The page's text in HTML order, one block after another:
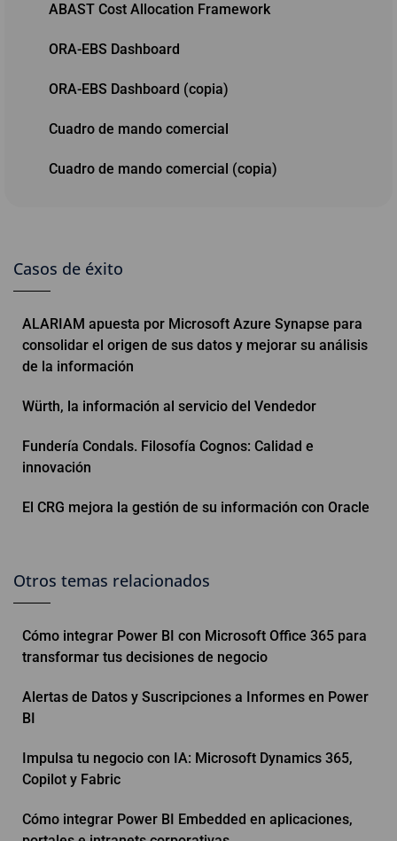
ABAST Cost Allocation Framework
ORA-EBS Dashboard
ORA-EBS Dashboard (copia)
Cuadro de mando comercial
Cuadro de mando comercial (copia)
Casos de éxito
ALARIAM apuesta por Microsoft Azure Synapse para
consolidar el origen de sus datos y mejorar su análisis
de la información
Würth, la información al servicio del Vendedor
Fundería Condals. Filosofía Cognos: Calidad e
innovación
El CRG mejora la gestión de su información con Oracle
Otros temas relacionados
Cómo integrar Power BI con Microsoft Office 365 para
transformar tus decisiones de negocio
Alertas de Datos y Suscripciones a Informes en Power
BI
Impulsa tu negocio con IA: Microsoft Dynamics 365,
Copilot y Fabric
Cómo integrar Power BI Embedded en aplicaciones,